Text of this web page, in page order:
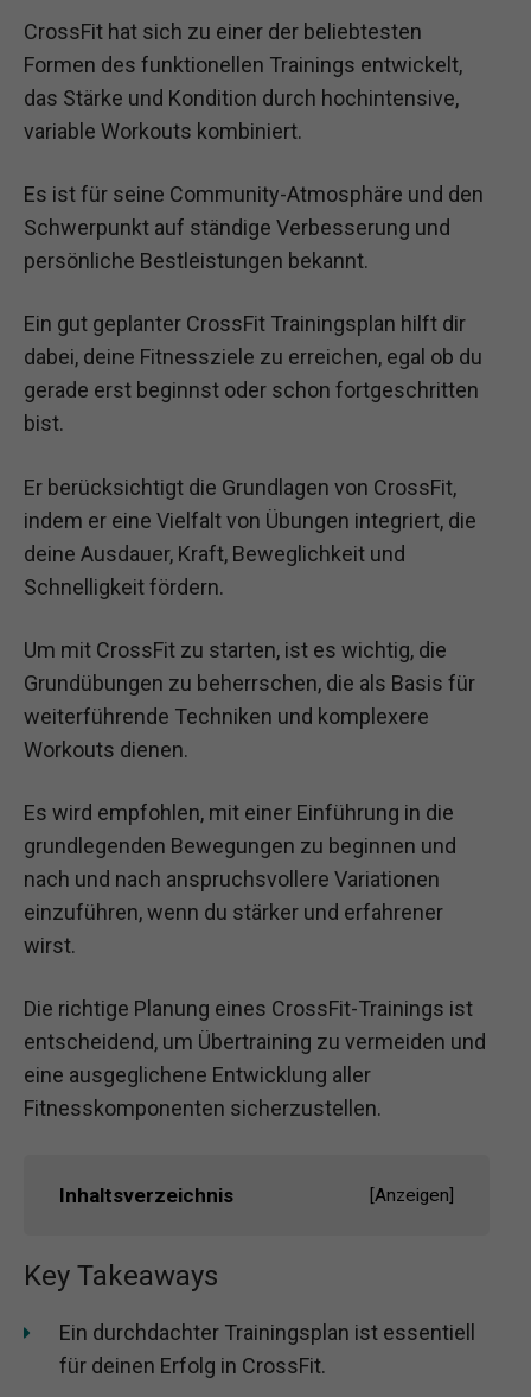
CrossFit hat sich zu einer der beliebtesten
Formen des funktionellen Trainings entwickelt,
das Stärke und Kondition durch hochintensive,
variable Workouts kombiniert.
Es ist für seine Community-Atmosphäre und den
Schwerpunkt auf ständige Verbesserung und
persönliche Bestleistungen bekannt.
Ein gut geplanter CrossFit Trainingsplan hilft dir
dabei, deine Fitnessziele zu erreichen, egal ob du
gerade erst beginnst oder schon fortgeschritten
bist.
Er berücksichtigt die Grundlagen von CrossFit,
indem er eine Vielfalt von Übungen integriert, die
deine Ausdauer, Kraft, Beweglichkeit und
Schnelligkeit fördern.
Um mit CrossFit zu starten, ist es wichtig, die
Grundübungen zu beherrschen, die als Basis für
weiterführende Techniken und komplexere
Workouts dienen.
Es wird empfohlen, mit einer Einführung in die
grundlegenden Bewegungen zu beginnen und
nach und nach anspruchsvollere Variationen
einzuführen, wenn du stärker und erfahrener
wirst.
Die richtige Planung eines CrossFit-Trainings ist
entscheidend, um Übertraining zu vermeiden und
eine ausgeglichene Entwicklung aller
Fitnesskomponenten sicherzustellen.
Inhaltsverzeichnis Anzeigen
Key Takeaways
Ein durchdachter Trainingsplan ist essentiell
für deinen Erfolg in CrossFit.